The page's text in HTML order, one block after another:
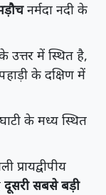
नर्मदा नदी के
उत्तर में स्थित है,
के दक्षिण में
के मध्य स्थित
प्रायद्वीपीय
दूसरी सबसे बड़ी